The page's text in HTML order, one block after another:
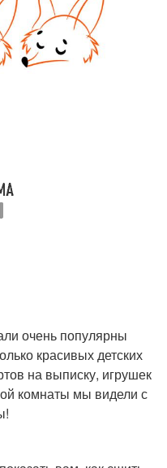
очень популярны
красивых детских
на выписку, игрушек
комнаты мы видели с